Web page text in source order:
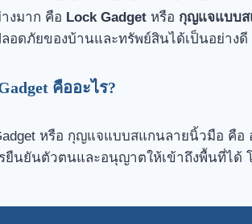
งมาก คือ Lock Gadget หรือ กุญแจแบบ
อดภัยของบ้านและทรัพย์สินได้เป็นอย่างดี
คืออะไร?
หรือ กุญแจแบบสแกนลายนิ้วมือ คือ
ยืนยันตัวตนและอนุญาตให้เข้าถึงพื้นที่ได้